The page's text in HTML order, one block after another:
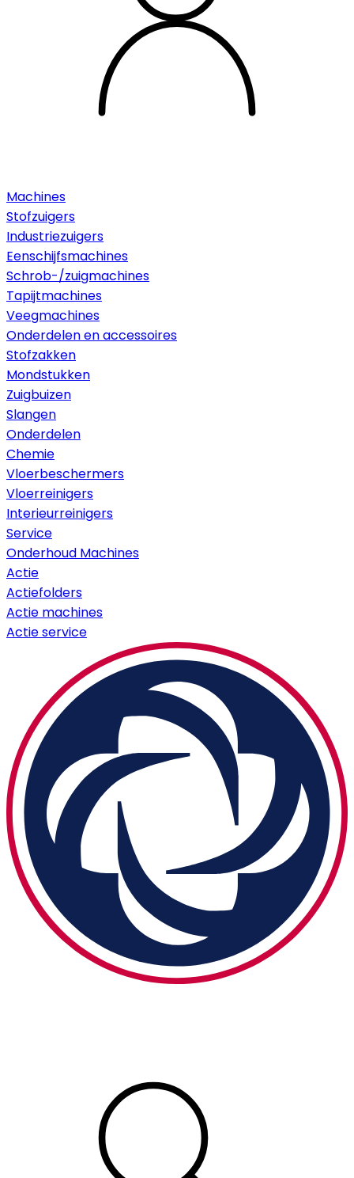
Machines
Stofzuigers
Industriezuigers
Eenschijfsmachines
Schrob-/zuigmachines
Tapijtmachines
Veegmachines
Onderdelen en accessoires
Stofzakken
Mondstukken
Zuigbuizen
Slangen
Onderdelen
Chemie
Vloerbeschermers
Vloerreinigers
Interieurreinigers
Service
Onderhoud Machines
Actie
Actiefolders
Actie machines
Actie service